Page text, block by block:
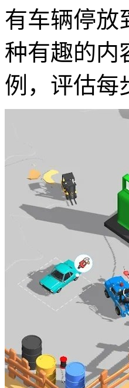
有车辆停放
种有趣的内
例，评估每